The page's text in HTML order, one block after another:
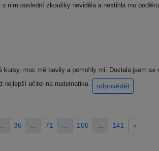
nim poslední zkoušky neviděla a nestihla mu
kursy, moc mě bavily a pomohly mi. Dostala jsem
nejlepší učitel na matematiku.
odpovědět
36 71 106 141 »